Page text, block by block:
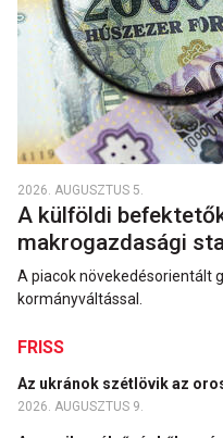
2026. AUGUSZTUS 5.
A külföldi
makrogazdasági
A piacok növekedésorientált
kormányváltással.
FRISS
Az ukránok szétlövik az
2026. AUGUSZTUS 9.